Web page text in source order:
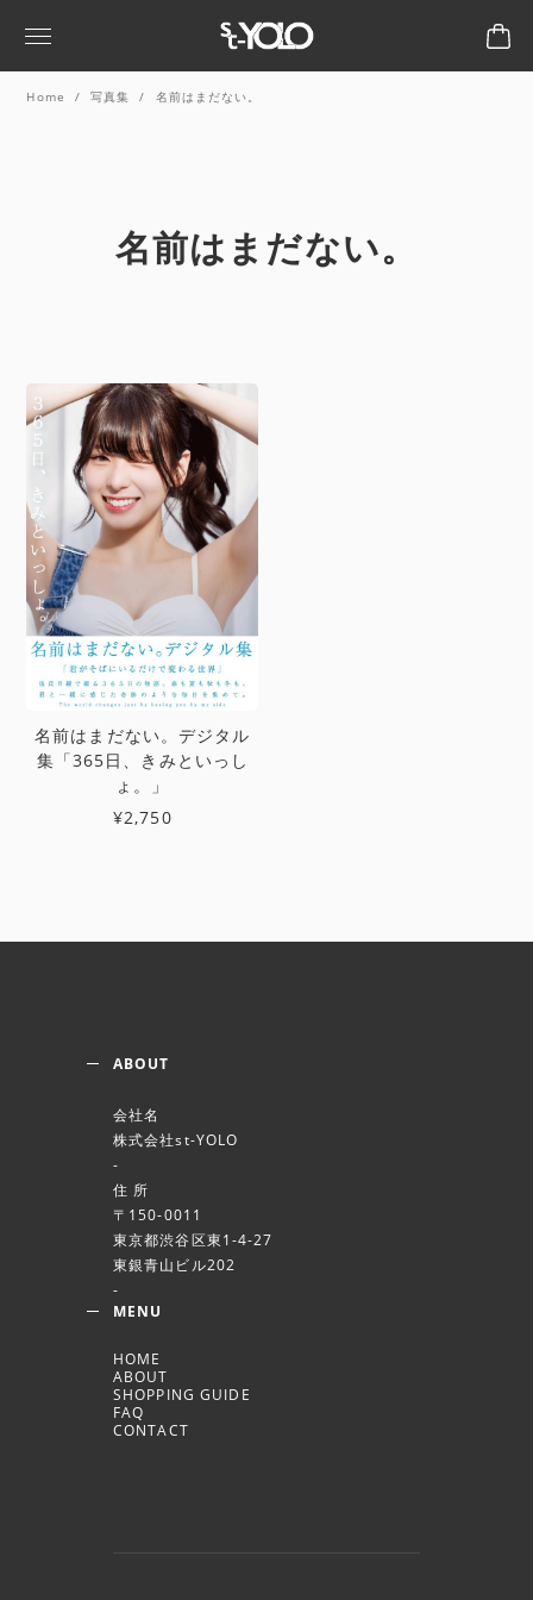
Home 写真集 名前はまだない。
名前はまだない。
名前はまだない。デジタル
集「365日、きみといっし
ょ。」
¥2,750
ABOUT
会社名
株式会社st-YOLO
-
住 所
〒150-0011
東京都渋谷区東1-4-27
東銀青山ビル202
-
MENU
HOME
ABOUT
SHOPPING GUIDE
FAQ
CONTACT